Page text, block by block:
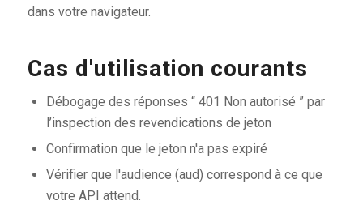
dans votre navigateur.
Cas d'utilisation courants
Débogage des réponses “ 401 Non autorisé ” par
l’inspection des revendications de jeton
Confirmation que le jeton n'a pas expiré
Vérifier que l'audience (aud) correspond à ce que
votre API attend.